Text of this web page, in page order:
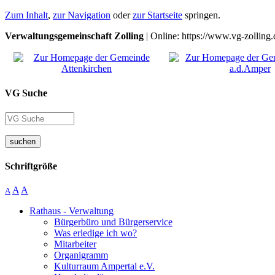
Zum Inhalt, zur Navigation oderzur Startseite springen.
Verwaltungsgemeinschaft Zolling | Online: https://www.vg-
VG Suche
suchen
Schriftgröße
A A A
Rathaus - Verwaltung
Bürgerbüro und Bürgerservice
Was erledige ich wo?
Mitarbeiter
Organigramm
Kulturraum Ampertal e.V.